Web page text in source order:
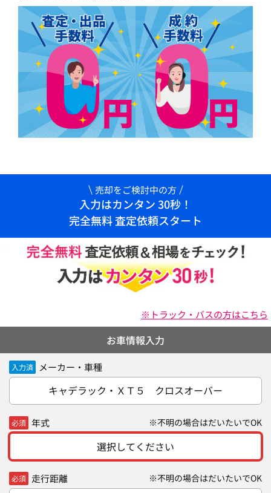
売却をご検討中の方
入力はカンタン 30秒！
完全無料 査定依頼スタート
※トラック・バスの方はこちら
お車情報入力
入力済 メーカー・車種
キャデラック・ＸＴ５ クロスオーバー
必須 年式 ※不明の場合はだいたいでOK
選択してください
必須 走行距離 ※不明の場合はだいたいでOK